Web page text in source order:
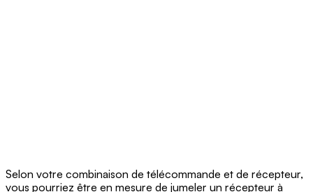
Selon votre combinaison de télécommande et de récepteur,
vous pourriez être en mesure de jumeler un récepteur à